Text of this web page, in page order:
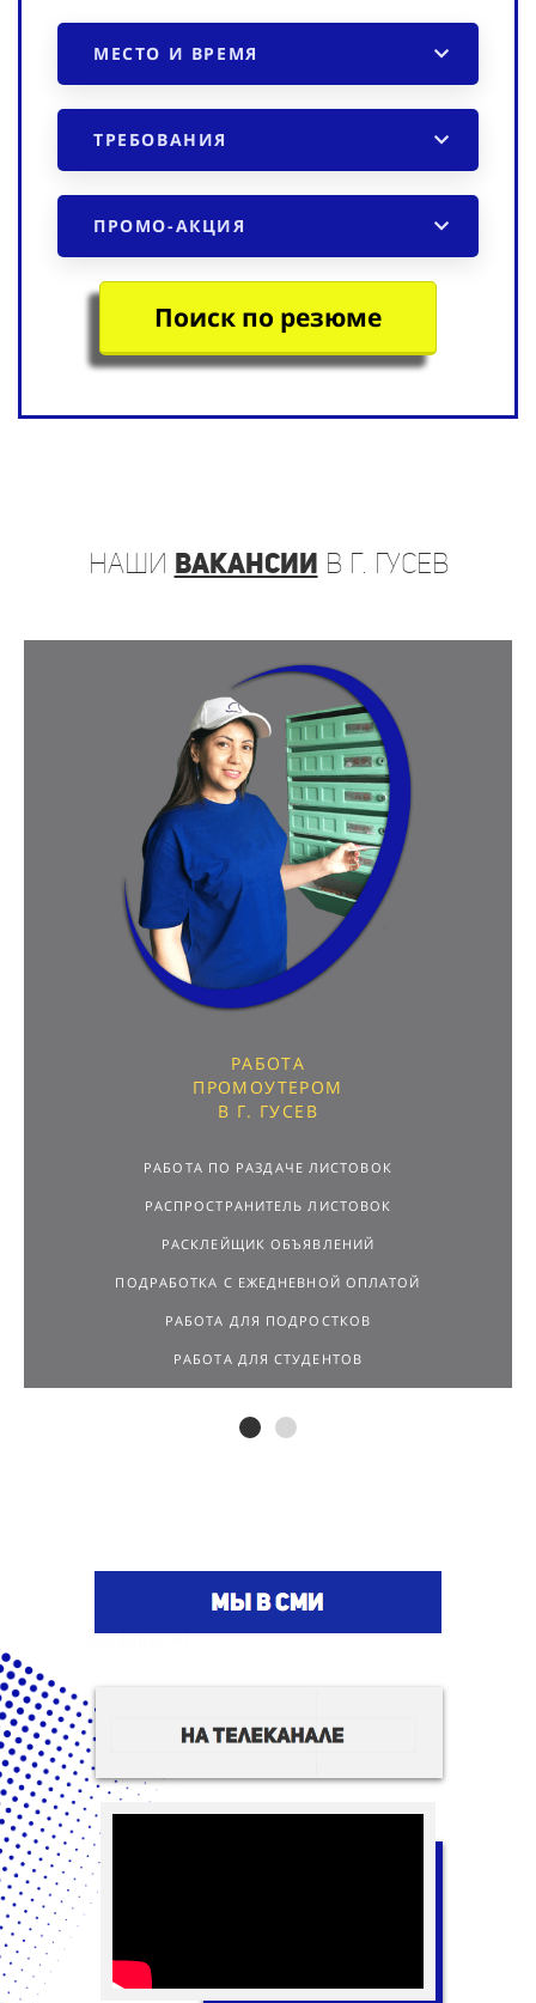
МЕСТО И ВРЕМЯ
ТРЕБОВАНИЯ
ПРОМО-АКЦИЯ
Поиск по резюме
наши вакансии в г. Гусев
РАБОТА
ПРОМОУТЕРОМ
В Г. ГУСЕВ
РАБОТА ПО РАЗДАЧЕ ЛИСТОВОК
РАСПРОСТРАНИТЕЛЬ ЛИСТОВОК
РАСКЛЕЙЩИК ОБЪЯВЛЕНИЙ
ПОДРАБОТКА С ЕЖЕДНЕВНОЙ ОПЛАТОЙ
РАБОТА ДЛЯ ПОДРОСТКОВ
РАБОТА ДЛЯ СТУДЕНТОВ